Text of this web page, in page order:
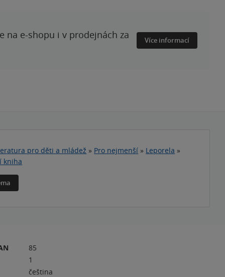
na e-shopu i v prodejnách za
Více informací
pro děti a mládež » Pro nejmenší » Leporela »
kniha
85
1
čeština